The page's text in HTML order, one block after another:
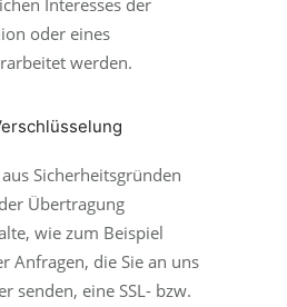
Interesses der
oder eines
werden.
Sicherheitsgründen
Übertragung
wie zum Beispiel
Anfragen, die Sie an uns
senden, eine SSL- bzw.